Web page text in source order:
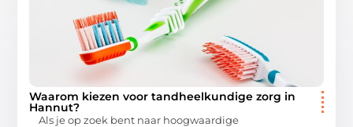
Waarom kiezen voor tandheelkundige zorg in
Hannut?
Als je op zoek bent naar hoogwaardige